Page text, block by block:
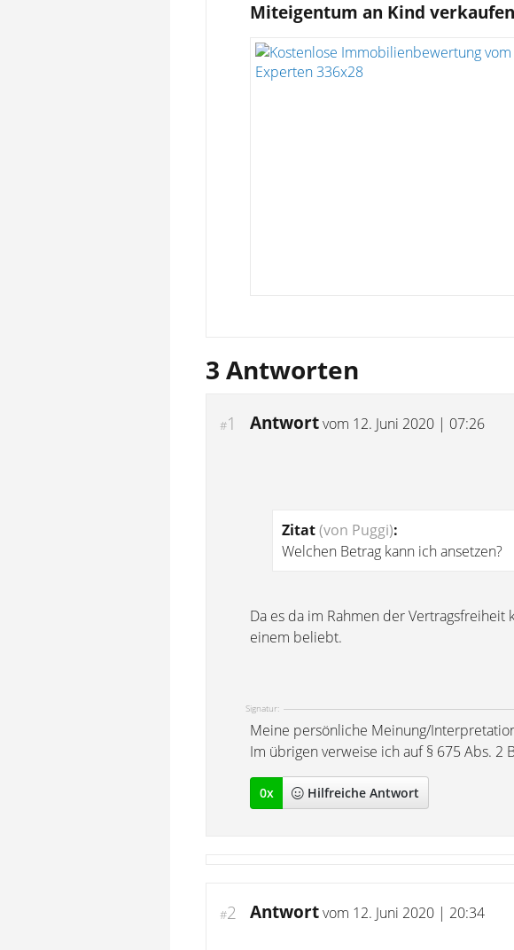
Miteigentum an Kind verkaufen
3 Antworten
#1 Antwortvom 12. Juni 2020 | 07:26
Zitat(von Puggi):
Welchen Betrag kann ich ansetzen?
Da es da im Rahmen der
einem beliebt.
Signatur:
Meine persönliche Meinung/
Im übrigen verweise ich auf § 675 Abs. 2
0x Hilfreiche Antwort
#2 Antwortvom 12. Juni 2020 | 20:34